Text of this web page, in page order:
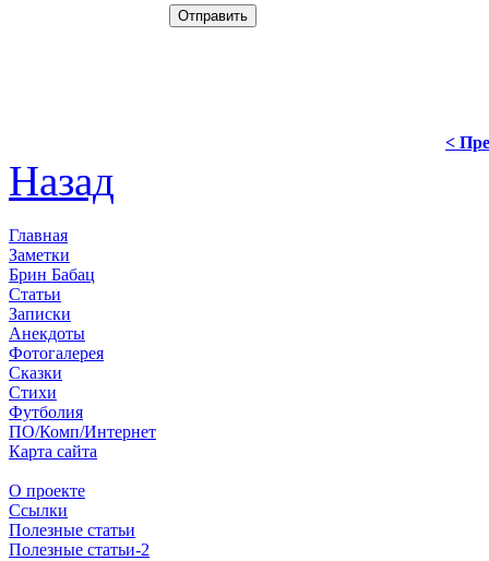
<
Назад
Главная
Заметки
Брин Бабац
Статьи
Записки
Анекдоты
Фотогалерея
Сказки
Стихи
Футболия
ПО/Комп/Интернет
Карта сайта
О проекте
Ссылки
Полезные статьи
Полезные статьи-2